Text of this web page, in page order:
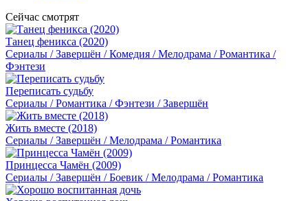
Сейчас смотрят
Танец феникса (2020)
Сериалы / Завершён / Комедия / Мелодрама / Романтика /
Фэнтези
Переписать судьбу
Сериалы / Романтика / Фэнтези / Завершён
Жить вместе (2018)
Сериалы / Завершён / Мелодрама / Романтика
Принцесса Чамён (2009)
Сериалы / Завершён / Боевик / Мелодрама / Романтика